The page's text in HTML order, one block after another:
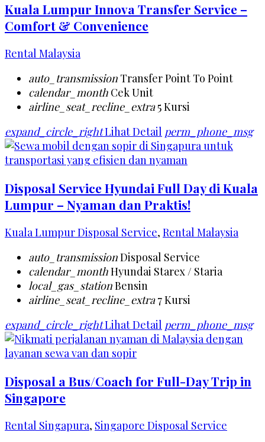
Kuala Lumpur Innova Transfer Service –
Comfort & Convenience
Rental Malaysia
auto_transmission Transfer Point To Point
calendar_month Cek Unit
airline_seat_recline_extra5 Kursi
expand_circle_rightLihat Detail perm_phone_msg
Disposal Service Hyundai Full Day di Kuala
Lumpur – Nyaman dan Praktis!
Kuala Lumpur Disposal Service, Rental Malaysia
auto_transmissionDisposal Service
calendar_monthHyundai Starex / Staria
local_gas_stationBensin
airline_seat_recline_extra7 Kursi
expand_circle_rightLihat Detail perm_phone_msg
Disposal a Bus/Coach for Full-Day Trip in
Singapore
Rental Singapura, Singapore Disposal Service